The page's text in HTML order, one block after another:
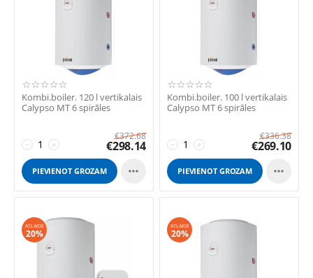
Kombi.boiler. 120 l vertikalais
Calypso MT 6 spirāles
+
−
€372.68
€298.14
PIEVIENOT GROZAM 
Kombi.boiler. 100 l vertikalais
Calypso MT 6 spirāles
+
−
€336.38
€269.10
PIEVIENOT GROZAM 
ATLAIDE
20%
ATLAIDE
20%